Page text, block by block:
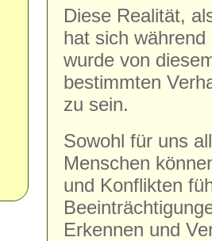
Diese Realität,
hat sich
wurde von
bestimmten
zu sein.
Sowohl für uns
Menschen
und Konflikten
Erkennen und